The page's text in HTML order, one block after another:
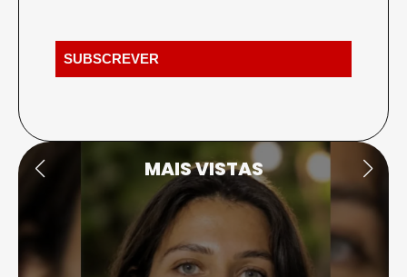
MAIS VISTAS